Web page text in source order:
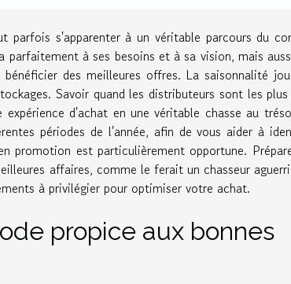
s'apparenter à un véritable parcours du
à ses besoins et à sa vision, mais
des meilleures offres. La saisonnalité
Savoir quand les distributeurs sont les
d'achat en une véritable chasse au
périodes de l'année, afin de vous aider à
promotion est particulièrement opportune.
affaires, comme le ferait un chasseur
à privilégier pour optimiser votre achat.
propice aux bonnes